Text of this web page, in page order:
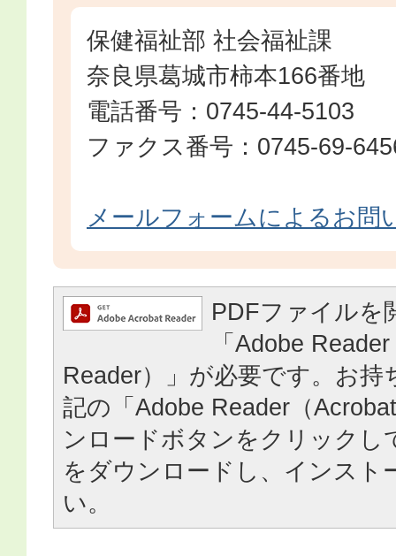
保健福祉部 社会福祉課
奈良県葛城市柿本166番地
電話番号：0745-44-5103
ファクス番号：0745-69-
メールフォームによるお問
PDFファイルを
「Adobe
Reader）」が必要です。お持
記の「Adobe Reader（
ンロードボタンをクリックし
をダウンロードし、インスト
い。